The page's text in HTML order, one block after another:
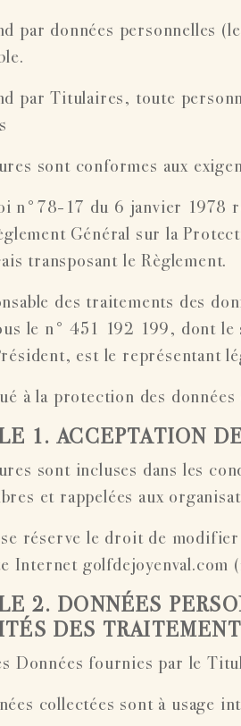
par données personnelles
par Titulaires, toute
sont conformes aux
n°78-17 du 6 janvier 1978
Général sur la
transposant le Règlement.
des traitements des
le n° 451 192 199, dont
est le représentant
à la protection des données
1. ACCEPTATION
sont incluses dans les
et rappelées aux
se réserve le droit de
Internet golfdejoyenval.com
2. DONNÉES
DES
Données fournies par le
collectées sont à usage